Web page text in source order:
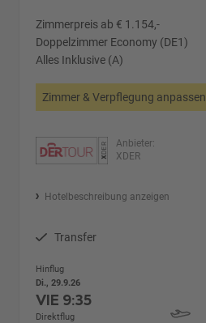
Zimmerpreis ab € 1.154,-
Doppelzimmer Economy (DE1)
Alles Inklusive (A)
Zimmer & Verpflegung anpassen
Anbieter:
XDER
Hotelbeschreibung anzeigen
Transfer
Hinflug
Di., 29.9.26
VIE 9:35
Direktflug